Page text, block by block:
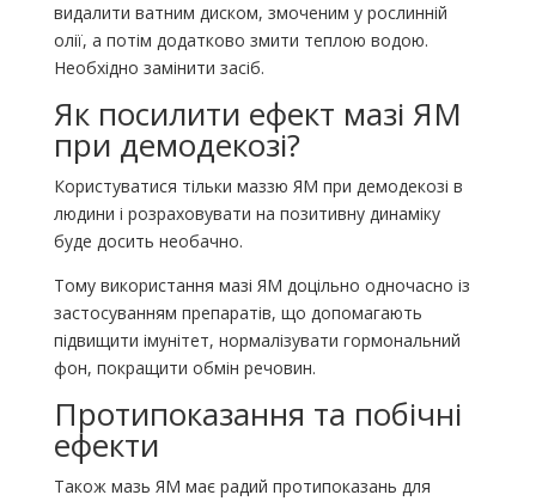
видалити ватним диском, змоченим у рослинній
олії, а потім додатково змити теплою водою.
Необхідно замінити засіб.
Як посилити ефект мазі ЯМ
при демодекозі?
Користуватися тільки маззю ЯМ при демодекозі в
людини і розраховувати на позитивну динаміку
буде досить необачно.
Тому використання мазі ЯМ доцільно одночасно із
застосуванням препаратів, що допомагають
підвищити імунітет, нормалізувати гормональний
фон, покращити обмін речовин.
Протипоказання та побічні
ефекти
Також мазь ЯМ має радий протипоказань для